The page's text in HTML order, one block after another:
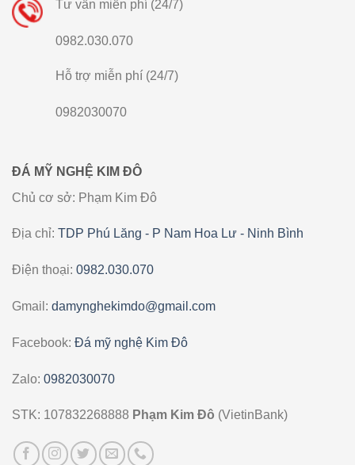
Tư vấn miễn phí (24/7)
0982.030.070
Hỗ trợ miễn phí (24/7)
0982030070
ĐÁ MỸ NGHỆ KIM ĐÔ
Chủ cơ sở: Phạm Kim Đô
Địa chỉ: TDP Phú Lăng - P Nam Hoa Lư - Ninh Bình
Điện thoại: 0982.030.070
Gmail: damynghekimdo@gmail.com
Facebook: Đá mỹ nghệ Kim Đô
Zalo: 0982030070
STK: 107832268888 Phạm Kim Đô (VietinBank)